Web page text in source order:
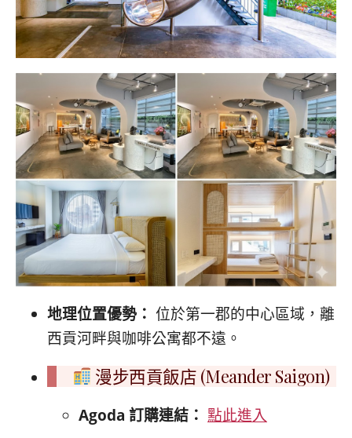
地理位置優勢： 位於第一郡的中心區域，離
西貢河畔與咖啡公寓都不遠。
漫步西貢飯店 (Meander Saigon)
Agoda 訂購連結： 點此進入